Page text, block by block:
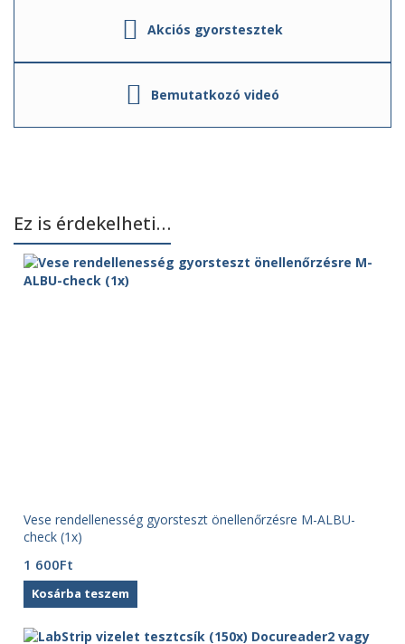
Akciós gyorstesztek
Bemutatkozó videó
Ez is érdekelheti…
Vese rendellenesség gyorsteszt önellenőrzésre M-ALBU-
check (1x)
1 600Ft
Kosárba teszem